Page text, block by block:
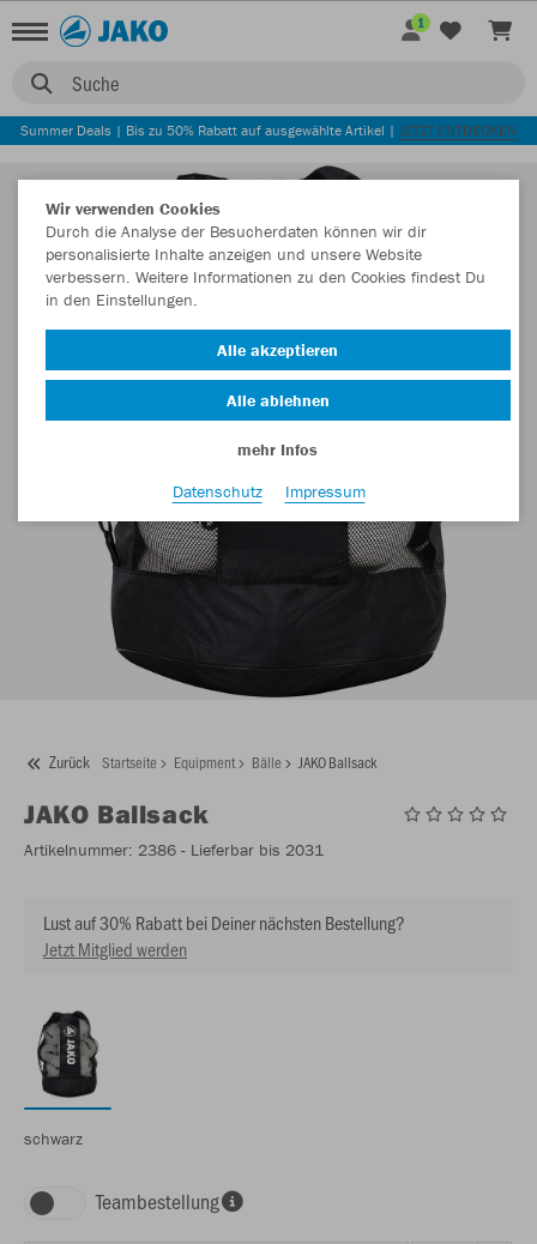
Suche
1
Summer Deals | Bis zu 50% Rabatt auf ausgewählte Artikel | JETZT ENTDECKEN
Zurück Startseite Equipment Bälle JAKO Ballsack
JAKO Ballsack
Artikelnummer: 2386 - Lieferbar bis 2031
Lust auf 30% Rabatt bei Deiner nächsten Bestellung?
Jetzt Mitglied werden
schwarz
Teambestellung
Wir verwenden Cookies
Durch die Analyse der Besucherdaten können wir dir
personalisierte Inhalte anzeigen und unsere Website
verbessern. Weitere Informationen zu den Cookies findest Du
in den Einstellungen.
Alle akzeptieren
Alle ablehnen
mehr Infos
Datenschutz
Impressum